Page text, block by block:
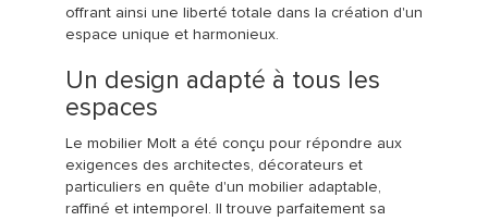
offrant ainsi une liberté totale dans la création d'un
espace unique et harmonieux.
Un design adapté à tous les
espaces
Le mobilier Molt a été conçu pour répondre aux
exigences des architectes, décorateurs et
particuliers en quête d'un mobilier adaptable,
raffiné et intemporel. Il trouve parfaitement sa